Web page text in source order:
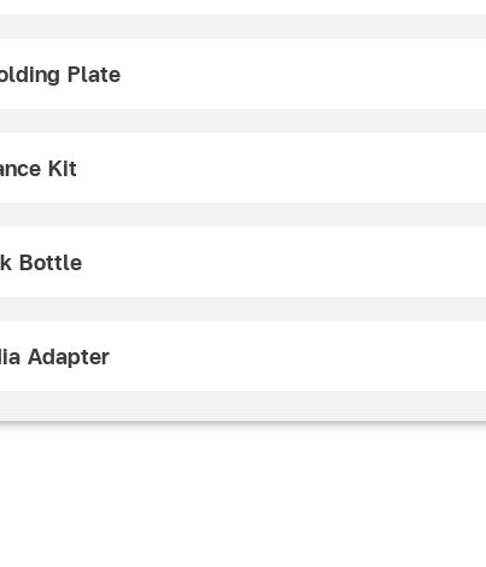
Plate
Kit
Bottle
Adapter